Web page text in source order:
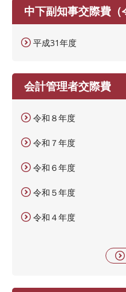
中下副知事交際費（
平成31年度
会計管理者交際費
令和８年度
令和７年度
令和６年度
令和５年度
令和４年度